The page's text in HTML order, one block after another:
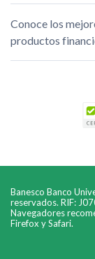
Conoce los
productos
Banesco Banco
reservados. RIF:
Navegadores
Firefox y Safari.